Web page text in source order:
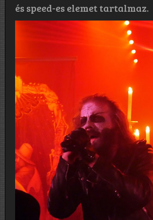
és speed-es elemet tartalmaz.